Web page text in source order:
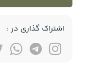
اشتراک گذاری در :